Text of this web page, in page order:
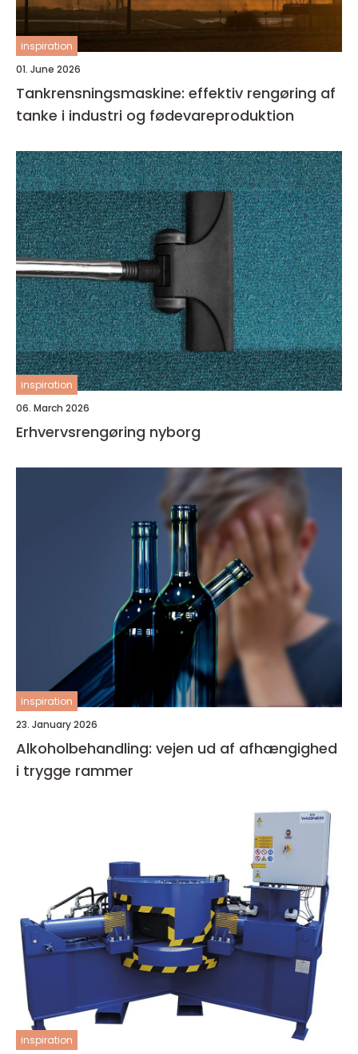
inspiration
01. June 2026
Tankrensningsmaskine: effektiv rengøring af
tanke i industri og fødevareproduktion
inspiration
06. March 2026
Erhvervsrengøring nyborg
inspiration
23. January 2026
Alkoholbehandling: vejen ud af afhængighed
i trygge rammer
inspiration